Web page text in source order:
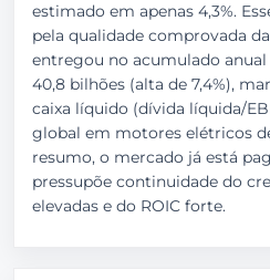
estimado em apenas 4,3%.
pela qualidade comprovada
entregou no acumulado anual
40,8 bilhões (alta de 7,4%),
caixa líquido (dívida líquida/
global em motores elétricos
resumo, o mercado já está
pressupõe continuidade do
elevadas e do ROIC forte.